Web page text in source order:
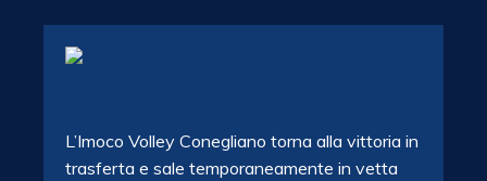
L’Imoco Volley Conegliano torna alla vittoria in
trasferta e sale temporaneamente in vetta